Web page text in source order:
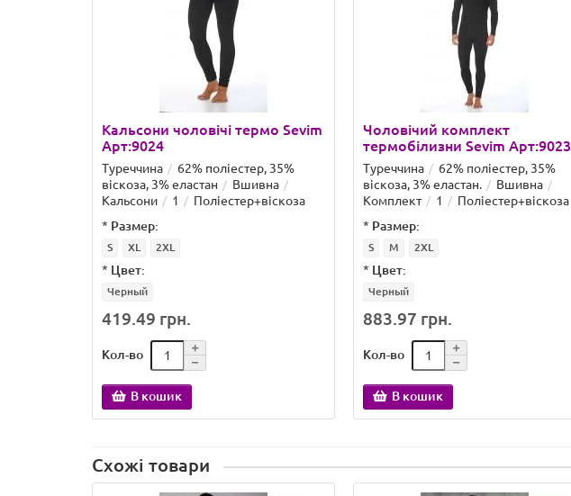
Кальсони чоловічі термо Sevim
Арт:9024
Туреччина
62% поліестер, 35%
віскоза, 3% еластан
Вшивна
Кальсони
1
Поліестер+віскоза
* Размер:
S XL 2XL
* Цвет:
Черный
419.49 грн.
Кол-во
В кошик
Чоловічий комплект
термобілизни Sevim Арт:9023
Туреччина
62% поліестер, 35%
віскоза, 3% еластан.
Вшивна
Комплект
1
Поліестер+віскоза
* Размер:
S M 2XL
* Цвет:
Черный
883.97 грн.
Кол-во
В кошик
Схожі товари